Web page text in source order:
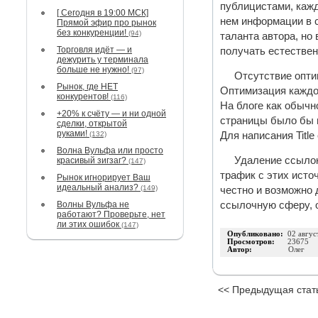
[ Сегодня в 19:00 МСК]
Прямой эфир про рынок
без конкуренции! (94)
Торговля идёт — и
дежурить у терминала
больше не нужно! (97)
Рынок, где НЕТ
конкурентов! (116)
+20% к счёту — и ни одной
сделки, открытой
руками! (132)
Волна Вульфа или просто
красивый зигзаг? (147)
Рынок игнорирует Ваш
идеальный анализ? (149)
Волны Вульфа не
работают? Проверьте, нет
ли этих ошибок (147)
публицистами,
нем информации в
таланта автора,
получать
Отсутствие
Оптимизация
На блоге как
страницы было бы
Для написания
Удаление
трафик с этих
честно и возможно
ссылочную сферу,
Опубликовано: 02
Просмотров: 23675
Автор:
Олег
<< Предыдущая